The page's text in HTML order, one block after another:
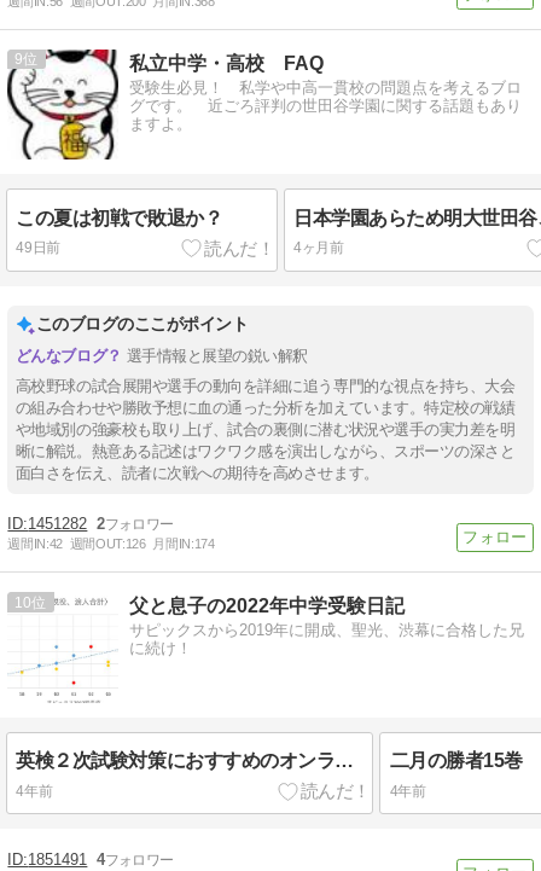
9 私立中学・高校 FAQ
受験生必見！ 私学や中高一貫校の問題点を考えるブロ
グです。 近ごろ評判の世田谷学園に関する話題もあり
ますよ。
この夏は初戦で敗退か？
49日前
日本学園あらため明大世田
4ヶ月前
このブログのここがポイント
選手情報と展望の鋭い解釈
高校野球の試合展開や選手の動向を詳細に追う専門的な視点を持ち、大会
の組み合わせや勝敗予想に血の通った分析を加えています。特定校の戦績
や地域別の強豪校も取り上げ、試合の裏側に潜む状況や選手の実力差を明
晰に解説。熱意ある記述はワクワク感を演出しながら、スポーツの深さと
面白さを伝え、読者に次戦への期待を高めさせます。
1451282 2
週間IN:42 週間OUT:126 月間IN:174
10 父と息子の2022年中学受験日記
サピックスから2019年に開成、聖光、渋幕に合格した兄
に続け！
英検２次試験対策におすすめのオンライン英会話
4年前
二月の勝者15巻
4年前
1851491 4